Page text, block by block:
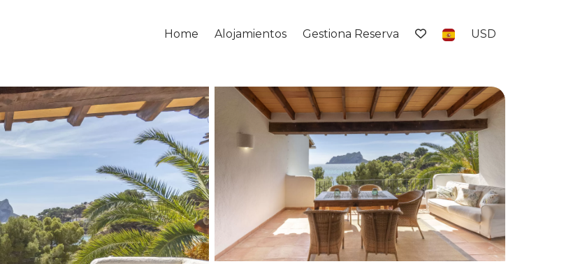
Home Alojamientos Gestiona Reserva USD